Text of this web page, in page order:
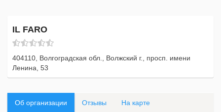
IL FARO
404110, Волгоградская обл., Волжский г., просп. имени
Ленина, 53
Об организации Отзывы На карте